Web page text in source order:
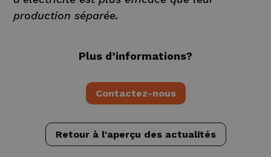
production séparée.
Plus d’informations?
Contactez-nous
Retour à l'aperçu des actualités